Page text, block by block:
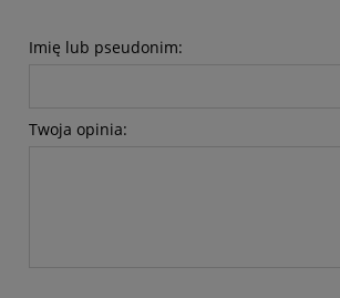
Imię lub pseudonim:
Twoja opinia: